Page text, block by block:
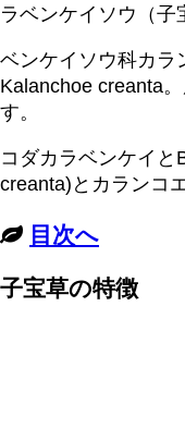
ラベンケイソウ（子
ベンケイソウ科カラ
Kalanchoe creanta
す。
コダカラベンケイ
creanta)とカランコ
目次へ
子宝草の特徴